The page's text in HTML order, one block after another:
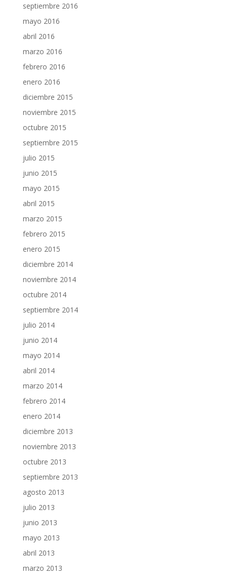
septiembre 2016
mayo 2016
abril 2016
marzo 2016
febrero 2016
enero 2016
diciembre 2015
noviembre 2015
octubre 2015
septiembre 2015
julio 2015
junio 2015
mayo 2015
abril 2015
marzo 2015
febrero 2015
enero 2015
diciembre 2014
noviembre 2014
octubre 2014
septiembre 2014
julio 2014
junio 2014
mayo 2014
abril 2014
marzo 2014
febrero 2014
enero 2014
diciembre 2013
noviembre 2013
octubre 2013
septiembre 2013
agosto 2013
julio 2013
junio 2013
mayo 2013
abril 2013
marzo 2013